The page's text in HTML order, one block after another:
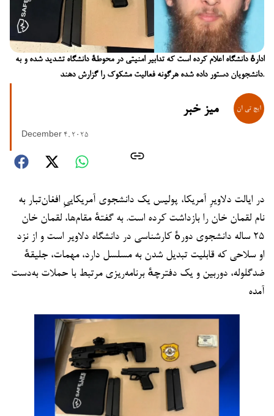
ادارهٔ دانشگاه اعلام کرده است که تدابیر امنیتی در محوطهٔ دانشگاه تشدید شده و به
دانشجویان دستور داده شده هرگونه فعالیت مشکوک را گزارش دهند.
میز خبر
December 4, 2025
در ایالت دلاویرِ آمریکا، پولیس یک دانشجوی آمریکاییِ افغان‌تبار به
نام لقمان خان را بازداشت کرده است. به گفتهٔ مقام‌ها، لقمان خان
۲۵ ساله دانشجوی دورهٔ کارشناسی در دانشگاه دلاویر است و از نزد
او سلاحی که قابلیت تبدیل شدن به مسلسل دارد، مهمات، جلیقهٔ
ضدگلوله، دوربین و یک دفترچهٔ برنامه‌ریزی مرتبط با حملات به‌دست
آمده